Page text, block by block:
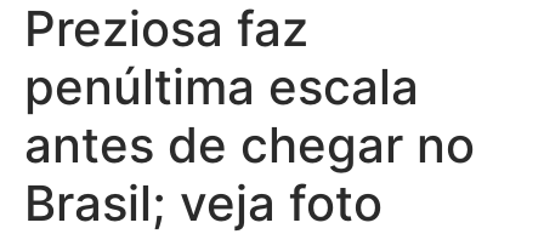
Preziosa faz
penúltima escala
antes de chegar no
Brasil; veja foto